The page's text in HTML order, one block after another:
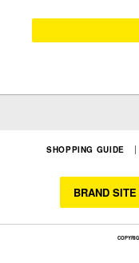
SHOPPING GUIDE
BRAND SITE